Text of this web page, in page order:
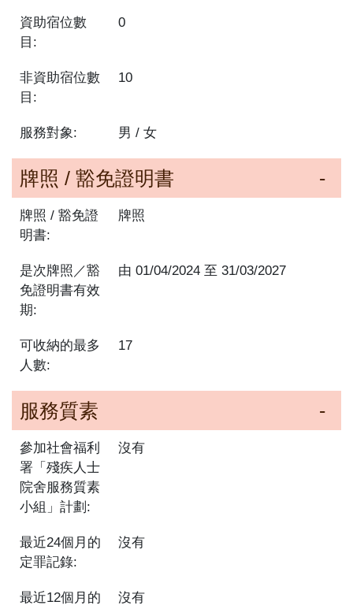
資助宿位數
目:
0
非資助宿位數
目:
10
服務對象: 男 / 女
牌照 / 豁免證明書
牌照 / 豁免證
明書:
牌照
是次牌照／豁
免證明書有效
期:
由01/04/2024 至31/03/2027
可收納的最多
人數:
17
服務質素
參加社會福利
署「殘疾人士
院舍服務質素
小組」計劃:
沒有
最近24個月的
定罪記錄:
沒有
最近12個月的
沒有